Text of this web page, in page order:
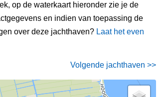
op de waterkaart hieronder zie je de
en indien van toepassing de
over deze jachthaven? Laat het even
Volgende jachthaven >>